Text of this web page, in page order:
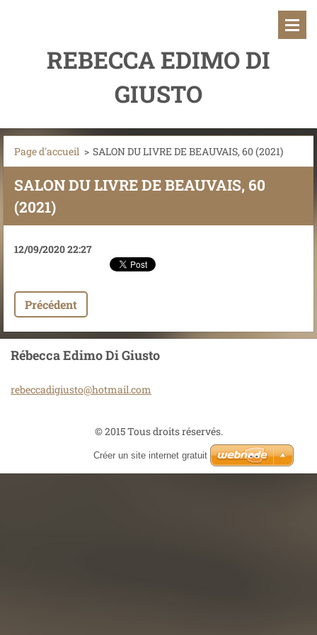
REBECCA EDIMO DI
GIUSTO
Page d'accueil > SALON DU LIVRE DE BEAUVAIS, 60 (2021)
SALON DU LIVRE DE BEAUVAIS, 60
(2021)
12/09/2020 22:27
Précédent
Rébecca Edimo Di Giusto
rebeccadigiusto@hotmail.com
© 2015 Tous droits réservés.
Créer un site internet gratuit